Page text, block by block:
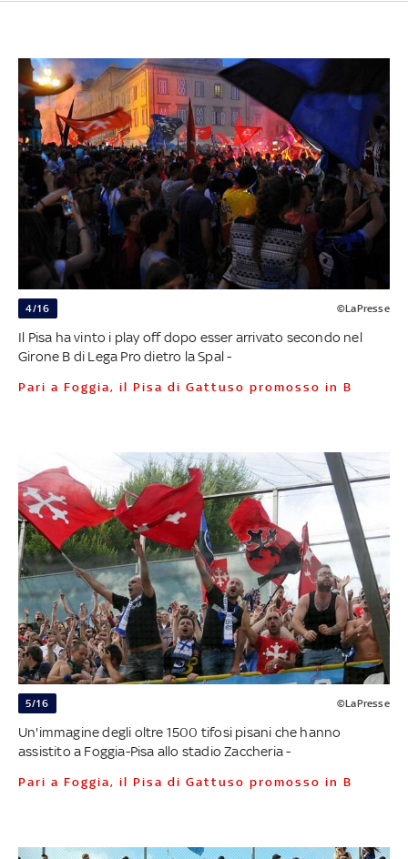
4/16 ©LaPresse
Il Pisa ha vinto i play off dopo esser arrivato secondo nel
Girone B di Lega Pro dietro la Spal -
Pari a Foggia, il Pisa di Gattuso promosso in B
5/16 ©LaPresse
Un'immagine degli oltre 1500 tifosi pisani che hanno
assistito a Foggia-Pisa allo stadio Zaccheria -
Pari a Foggia, il Pisa di Gattuso promosso in B